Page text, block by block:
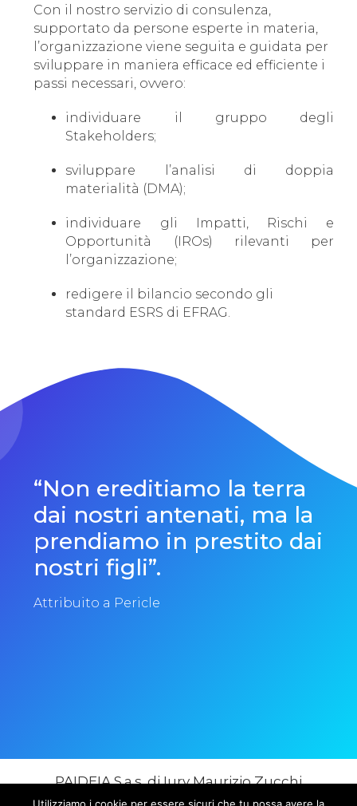
Con il nostro servizio di consulenza,
supportato da persone esperte in materia,
l’organizzazione viene seguita e guidata per
sviluppare in maniera efficace ed efficiente i
passi necessari, ovvero:
individuare il gruppo degli
Stakeholders;
sviluppare l’analisi di doppia
materialità (DMA);
individuare gli Impatti, Rischi e
Opportunità (IROs) rilevanti per
l’organizzazione;
redigere il bilancio secondo gli
standard ESRS di EFRAG.
“Non ereditiamo la terra
dai nostri antenati, ma la
prendiamo in prestito dai
nostri figli”.
Attribuito a Pericle
PAIDEIA S.a.s. di Iury Maurizio Zucchi
Via Villette, 2 20090 Cesano Boscone (MI)